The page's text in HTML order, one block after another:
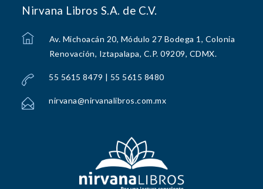
Nirvana Libros S.A. de C.V.
Av. Michoacán 20, Módulo 27 Bodega 1, Colonia
Renovación, Iztapalapa, C.P. 09209, CDMX.
55 5615 8479 | 55 5615 8480
nirvana@nirvanalibros.com.mx